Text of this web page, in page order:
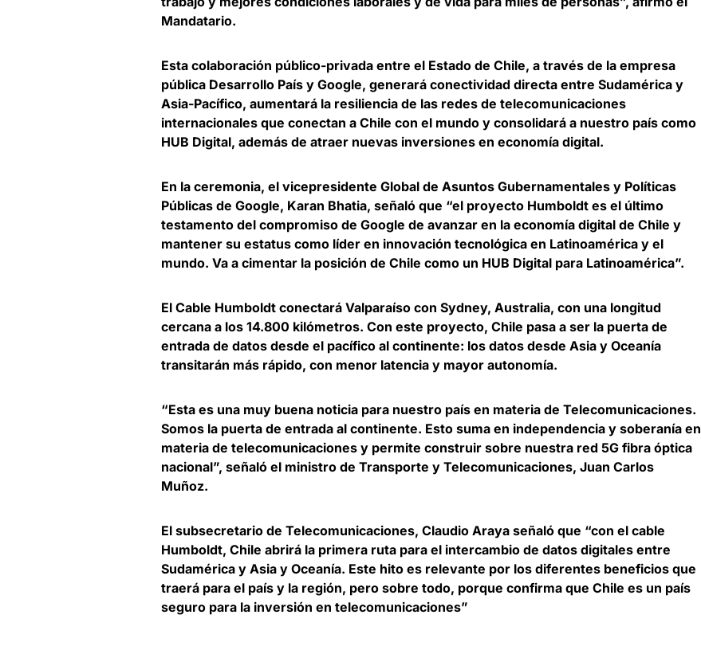
Mandatario.
Esta colaboración público-privada entre el Estado de Chile, a través de la empresa
pública Desarrollo País y Google, generará conectividad directa entre Sudamérica y
Asia-Pacífico, aumentará la resiliencia de las redes de telecomunicaciones
internacionales que conectan a Chile con el mundo y consolidará a nuestro país como
HUB Digital, además de atraer nuevas inversiones en economía digital.
En la ceremonia, el vicepresidente Global de Asuntos Gubernamentales y Políticas
Públicas de Google, Karan Bhatia, señaló que “el proyecto Humboldt es el último
testamento del compromiso de Google de avanzar en la economía digital de Chile y
mantener su estatus como líder en innovación tecnológica en Latinoamérica y el
mundo. Va a cimentar la posición de Chile como un HUB Digital para Latinoamérica”.
El Cable Humboldt conectará Valparaíso con Sydney, Australia, con una longitud
cercana a los 14.800 kilómetros. Con este proyecto, Chile pasa a ser la puerta de
entrada de datos desde el pacífico al continente: los datos desde Asia y Oceanía
transitarán más rápido, con menor latencia y mayor autonomía.
“Esta es una muy buena noticia para nuestro país en materia de Telecomunicaciones.
Somos la puerta de entrada al continente. Esto suma en independencia y soberanía en
materia de telecomunicaciones y permite construir sobre nuestra red 5G fibra óptica
nacional”, señaló el ministro de Transporte y Telecomunicaciones, Juan Carlos
Muñoz.
El subsecretario de Telecomunicaciones, Claudio Araya señaló que “con el cable
Humboldt, Chile abrirá la primera ruta para el intercambio de datos digitales entre
Sudamérica y Asia y Oceanía. Este hito es relevante por los diferentes beneficios que
traerá para el país y la región, pero sobre todo, porque confirma que Chile es un país
seguro para la inversión en telecomunicaciones”